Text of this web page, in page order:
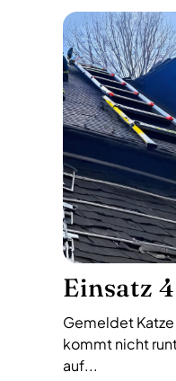
r
a
g
s
-
N
a
v
i
g
a
t
i
o
n
Einsatz
Gemeldet
kommt nicht
auf...